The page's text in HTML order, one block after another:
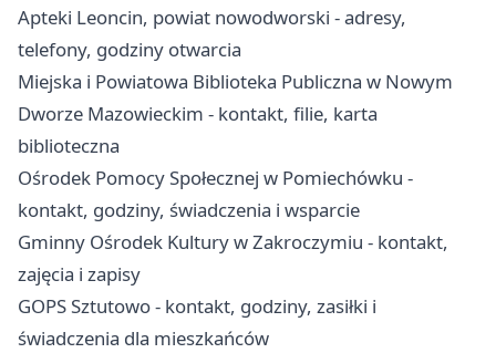
Apteki Leoncin, powiat nowodworski - adresy,
telefony, godziny otwarcia
Miejska i Powiatowa Biblioteka Publiczna w Nowym
Dworze Mazowieckim - kontakt, filie, karta
biblioteczna
Ośrodek Pomocy Społecznej w Pomiechówku -
kontakt, godziny, świadczenia i wsparcie
Gminny Ośrodek Kultury w Zakroczymiu - kontakt,
zajęcia i zapisy
GOPS Sztutowo - kontakt, godziny, zasiłki i
świadczenia dla mieszkańców